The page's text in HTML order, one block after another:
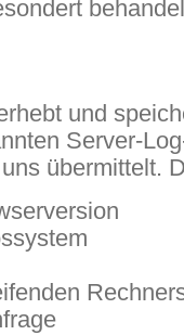
und
Server-
übermittelt.